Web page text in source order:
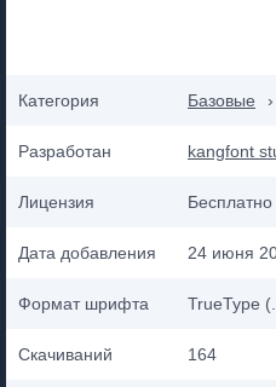
Категория Базовые ›
Разработан kangfont
Лицензия
Дата добавления 24 июня
Формат шрифта TrueType
Скачиваний 164